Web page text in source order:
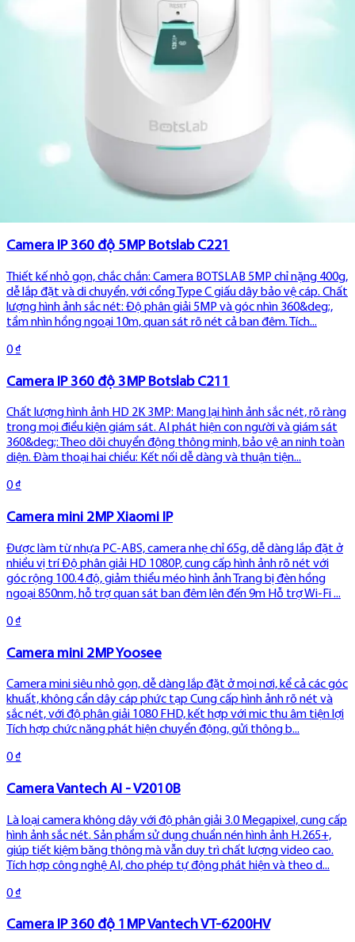
Camera thang máy dạng Dome, dễ lắp đặt và phù hợp với mọi
không gian Hoạt động 24/24, đảm bảo giám sát liên tục mọi hoạt
động trong thang máy Ống kính rộng 3.6mm, ghi lại toàn bộ hình
ảnh, mang lại cái nhìn bao quát và chi tiết Ghi hình hồng ngoại ba...
Camera chỉ nặng 0.7 kg, vỏ ngoài nhựa cứng bền bỉ, chống nước,
bụi bẩn và chịu nhiệt tốt từ -20&deg;C đến 60&deg;C. Độ phân
giải 2 MP cho hình ảnh chân thực, quan sát góc rộng 170 độ, tầm
nhìn đêm lên đến 20 m. Nhận diện chuyển động người và vật, hỗ ...
Camera IP 360 độ 5MP Botslab C221
Thiết kế nhỏ gọn, chắc chắn: Camera BOTSLAB 5MP chỉ nặng 400g,
dễ lắp đặt và di chuyển, với cổng Type C giấu dây bảo vệ cáp. Chất
lượng hình ảnh sắc nét: Độ phân giải 5MP và góc nhìn 360&deg;,
tầm nhìn hồng ngoại 10m, quan sát rõ nét cả ban đêm. Tích...
0 ₫
Camera IP 360 độ 3MP Botslab C211
Chất lượng hình ảnh HD 2K 3MP: Mang lại hình ảnh sắc nét, rõ ràng
trong mọi điều kiện giám sát. AI phát hiện con người và giám sát
360&deg;: Theo dõi chuyển động thông minh, bảo vệ an ninh toàn
diện. Đàm thoại hai chiều: Kết nối dễ dàng và thuận tiện...
0 ₫
Camera mini 2MP Xiaomi IP
Được làm từ nhựa PC-ABS, camera nhẹ chỉ 65g, dễ dàng lắp đặt ở
nhiều vị trí Độ phân giải HD 1080P, cung cấp hình ảnh rõ nét với
góc rộng 100.4 độ, giảm thiểu méo hình ảnh Trang bị đèn hồng
ngoại 850nm, hỗ trợ quan sát ban đêm lên đến 9m Hỗ trợ Wi-Fi ...
0 ₫
Camera mini 2MP Yoosee
Camera mini siêu nhỏ gọn, dễ dàng lắp đặt ở mọi nơi, kể cả các góc
khuất, không cần dây cáp phức tạp Cung cấp hình ảnh rõ nét và
sắc nét, với độ phân giải 1080 FHD, kết hợp với mic thu âm tiện lợi
Tích hợp chức năng phát hiện chuyển động, gửi thông b...
0 ₫
Camera Vantech AI - V2010B
Là loại camera không dây với độ phân giải 3.0 Megapixel, cung cấp
hình ảnh sắc nét. Sản phẩm sử dụng chuẩn nén hình ảnh H.265+,
giúp tiết kiệm băng thông mà vẫn duy trì chất lượng video cao.
Tích hợp công nghệ AI, cho phép tự động phát hiện và theo d...
0 ₫
Camera IP 360 độ 1MP Vantech VT-6200HV